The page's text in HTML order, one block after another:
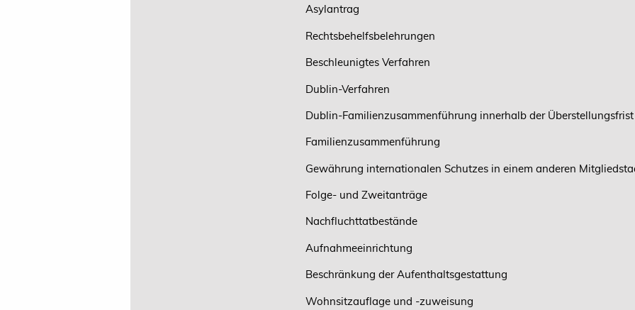
Asylantrag
Rechtsbehelfsbelehrungen
Beschleunigtes Verfahren
Dublin-Verfahren
Dublin-Familienzusammenführung innerhalb der Überstellungsfrist
Familienzusammenführung
Gewährung internationalen Schutzes in einem anderen
Folge- und Zweitanträge
Nachfluchttatbestände
Aufnahmeeinrichtung
Beschränkung der Aufenthaltsgestattung
Wohnsitzauflage und -zuweisung